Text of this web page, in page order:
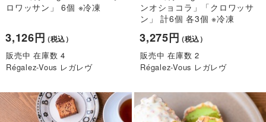
ロワッサン」 6個 ※冷凍
3,126円（税込）
販売中 在庫数 4
Régalez-Vous レガレヴ
ンオショコラ」「クロワッサ
ン」 計6個 各3個 ※冷凍
3,275円（税込）
販売中 在庫数 2
Régalez-Vous レガレヴ